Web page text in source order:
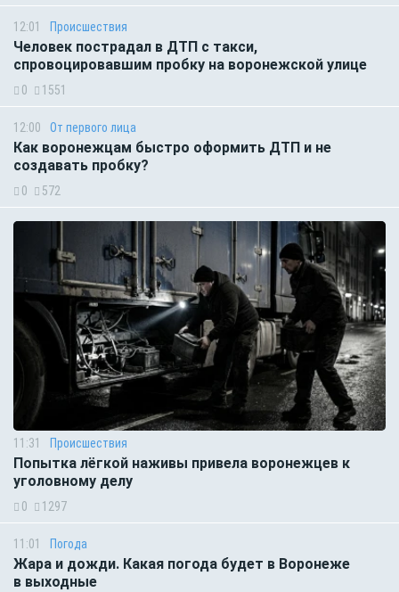
12:01 Происшествия
Человек пострадал в ДТП с такси,
спровоцировавшим пробку на воронежской улице
0 1551
12:00 От первого лица
Как воронежцам быстро оформить ДТП и не
создавать пробку?
0 572
11:31 Происшествия
Попытка лёгкой наживы привела воронежцев к
уголовному делу
0 1297
11:01 Погода
Жара и дожди. Какая погода будет в Воронеже
в выходные